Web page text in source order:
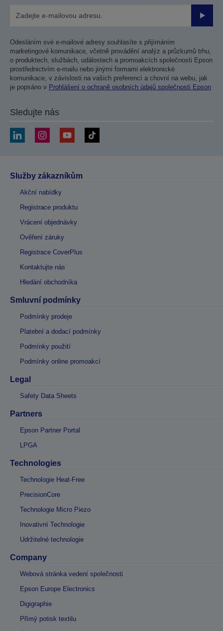
Odesláním své e-mailové adresy souhlasíte s přijímáním
marketingové komunikace, včetně provádění analýz a průzkumů trhu,
o produktech, službách, událostech a promoakcích společnosti Epson
prostřednictvím e-mailu nebo jinými formami elektronické
komunikace, v závislosti na vašich preferencí a chovní na webu, jak
je popsáno v Prohlášení o ochraně osobních údajů společnosti Epson
Sledujte nás
Služby zákazníkům
Akční nabídky
Registrace produktu
Vrácení objednávky
Ověření záruky
Registrace CoverPlus
Kontaktujte nás
Hledání obchodníka
Smluvní podmínky
Podmínky prodeje
Platební a dodací podmínky
Podmínky použití
Podmínky online promoakcí
Legal
Safety Data Sheets
Partners
Epson Partner Portal
LPGA
Technologies
Technologie Heat-Free
PrecisionCore
Technologie Micro Piezo
Inovativní Technologie
Udržitelné technologie
Company
Webová stránka vedení společnosti
Epson Europe Electronics
Digigraphie
Přímý potisk textilu